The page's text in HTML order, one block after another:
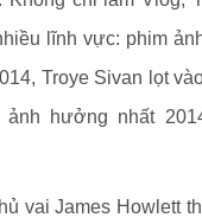
lĩnh vực: phim
Troye Sivan lọt
ảnh hưởng nhất
vai James Howlett